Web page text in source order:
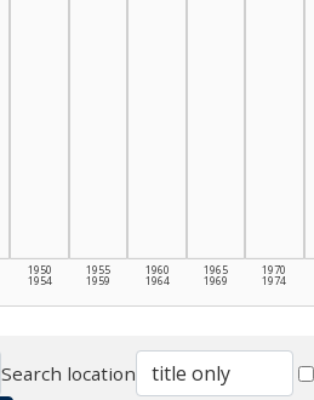
1950
1954
1955
1959
1960
1964
1965
1969
1970
1974
Search location